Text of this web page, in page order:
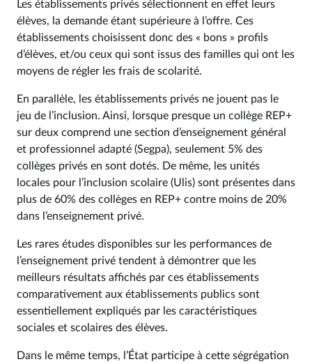
Les établissements privés sélectionnent en effet leurs
élèves, la demande étant supérieure à l’offre. Ces
établissements choisissent donc des « bons » profils
d’élèves, et/ou ceux qui sont issus des familles qui ont les
moyens de régler les frais de scolarité.
En parallèle, les établissements privés ne jouent pas le
jeu de l’inclusion. Ainsi, lorsque presque un collège REP+
sur deux comprend une section d’enseignement général
et professionnel adapté (Segpa), seulement 5% des
collèges privés en sont dotés. De même, les unités
locales pour l’inclusion scolaire (Ulis) sont présentes dans
plus de 60% des collèges en REP+ contre moins de 20%
dans l’enseignement privé.
Les rares études disponibles sur les performances de
l’enseignement privé tendent à démontrer que les
meilleurs résultats affichés par ces établissements
comparativement aux établissements publics sont
essentiellement expliqués par les caractéristiques
sociales et scolaires des élèves.
Dans le même temps, l’État participe à cette ségrégation